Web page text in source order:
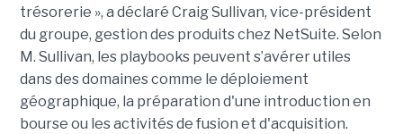
trésorerie », a déclaré Craig Sullivan, vice-président
du groupe, gestion des produits chez NetSuite. Selon
M. Sullivan, les playbooks peuvent s’avérer utiles
dans des domaines comme le déploiement
géographique, la préparation d'une introduction en
bourse ou les activités de fusion et d'acquisition.